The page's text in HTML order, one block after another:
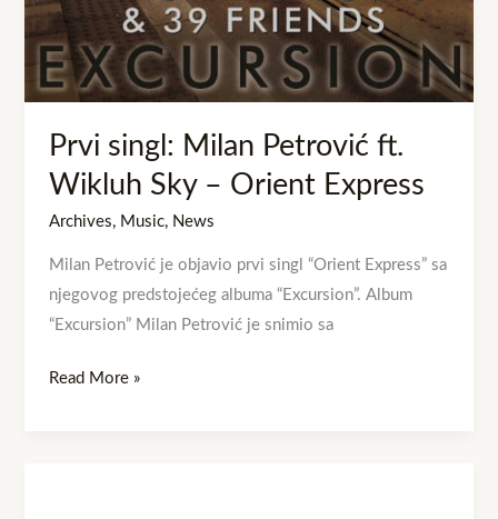
Prvi singl: Milan Petrović ft.
Wikluh Sky – Orient Express
Archives, Music, News
Milan Petrović je objavio prvi singl “Orient Express” sa
njegovog predstojećeg albuma “Excursion”. Album
“Excursion” Milan Petrović je snimio sa
Read More »